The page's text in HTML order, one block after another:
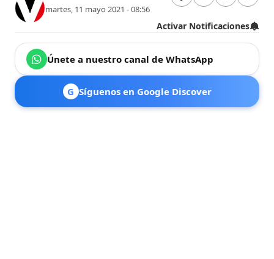
martes, 11 mayo 2021 - 08:56
Activar Notificaciones
Únete a nuestro canal de WhatsApp
G Síguenos en Google Discover